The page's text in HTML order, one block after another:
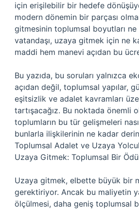
için erişilebilir bir hedefe
modern dönemin bir parçası
gitmesinin toplumsal boyutları
vatandaşı, uzaya gitmek için ne
maddi hem manevi açıdan bu
Bu yazıda, bu soruları yalnızca
açıdan değil, toplumsal yapılar,
eşitsizlik ve adalet kavramları
tartışacağız. Bu noktada önemli
toplumların bu tür gelişmeleri
bunlarla ilişkilerinin ne kadar
Toplumsal Adalet ve Uzaya
Uzaya Gitmek: Toplumsal Bir
Uzaya gitmek, elbette büyük bir
gerektiriyor. Ancak bu maliyetin
ölçülmesi, daha geniş toplumsal